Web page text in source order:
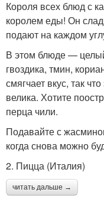
Короля всех блюд с
королем еды! Он
подают на каждом
В этом блюде —
гвоздика, тмин,
смягчает вкус, так
велика. Хотите
перца чили.
Подавайте с
когда снова можно
2. Пицца (Италия)
читать дальше →